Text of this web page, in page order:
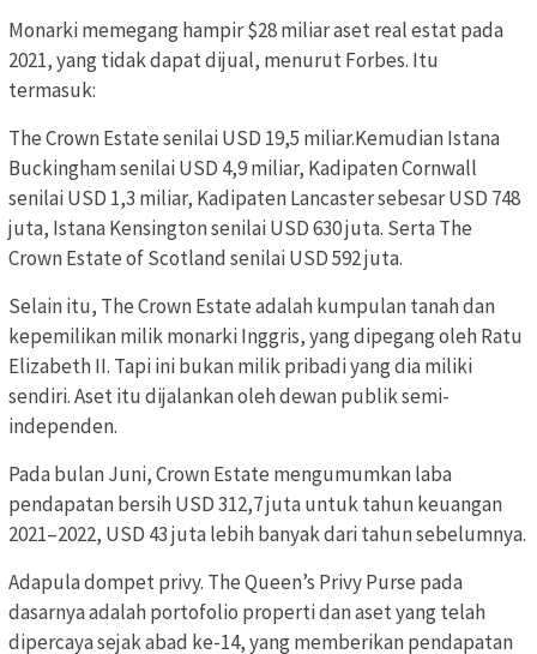
Monarki memegang hampir $28 miliar aset real estat pada
2021, yang tidak dapat dijual, menurut Forbes. Itu
termasuk:
The Crown Estate senilai USD 19,5 miliar.Kemudian Istana
Buckingham senilai USD 4,9 miliar, Kadipaten Cornwall
senilai USD 1,3 miliar, Kadipaten Lancaster sebesar USD 748
juta, Istana Kensington senilai USD 630 juta. Serta The
Crown Estate of Scotland senilai USD 592 juta.
Selain itu, The Crown Estate adalah kumpulan tanah dan
kepemilikan milik monarki Inggris, yang dipegang oleh Ratu
Elizabeth II. Tapi ini bukan milik pribadi yang dia miliki
sendiri. Aset itu dijalankan oleh dewan publik semi-
independen.
Pada bulan Juni, Crown Estate mengumumkan laba
pendapatan bersih USD 312,7 juta untuk tahun keuangan
2021–2022, USD 43 juta lebih banyak dari tahun sebelumnya.
Adapula dompet privy. The Queen’s Privy Purse pada
dasarnya adalah portofolio properti dan aset yang telah
dipercaya sejak abad ke-14, yang memberikan pendapatan